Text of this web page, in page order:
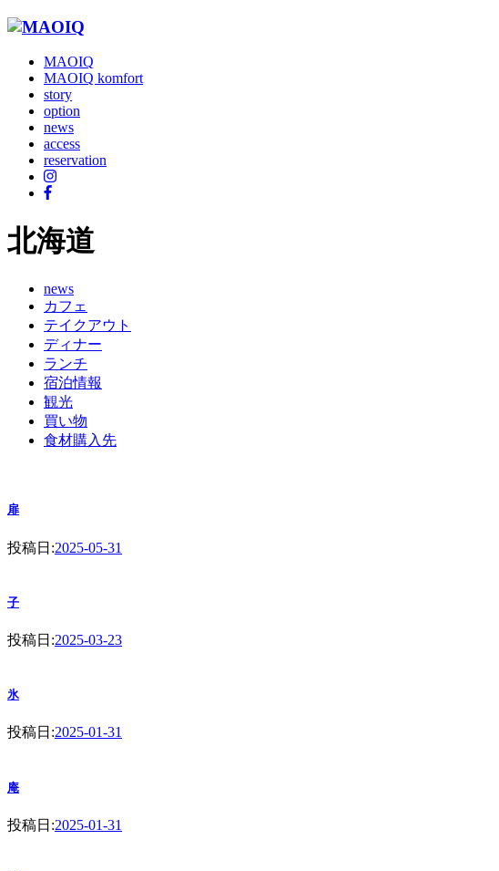
MAOIQ
MAOIQ komfort
story
option
news
access
reservation
北海道
news
カフェ
テイクアウト
ディナー
ランチ
宿泊情報
観光
買い物
食材購入先
扉
投稿日:2025-05-31
子
投稿日:2025-03-23
氷
投稿日:2025-01-31
庵
投稿日:2025-01-31